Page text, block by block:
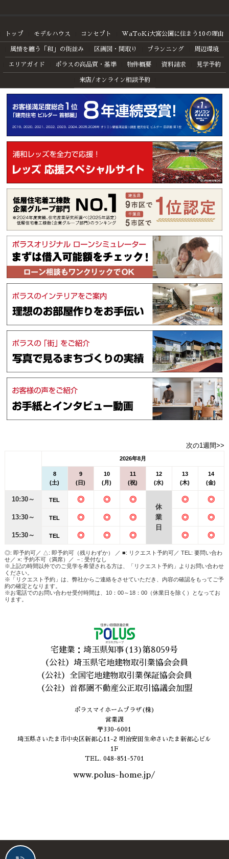
トップ モデルハウス コンセプト WaToKi大宮公園に住まう10の理由
風情を纏う「和」の街並み 区画図・間取り プランニング 周辺環境
エリアガイド ポラスの高品質・基準 物件概要 資料請求 見学予約
来店/オンライン相談予約
次の1週間>>
2026年8月
8
(土)
9
(日)
10
(月)
11
(祝)
12
(水)
13
(木)
14
(金)
10:30～ TEL ◎ ◎ ◎
休
業
日
◎ ◎
13:30～ TEL ◎ ◎ ◎ ◎ ◎
15:30～ TEL ◎ ◎ ◎ ◎ ◎
◎: 即予約可／ △: 即予約可（残りわずか） ／ ■: リクエスト予約可／ TEL: 要問い合わ
せ／ ×: 予約不可（満席）／ －: 受付なし
※上記の時間以外でのご見学を希望される方は、「リクエスト予約」よりお問い合わせ
ください。
※「リクエスト予約」は、弊社からご連絡をさせていただき、内容の確認をもってご予
約の確定となります。
※お電話でのお問い合わせ受付時間は、10：00～18：00（休業日を除く）となってお
ります。
宅建業：埼玉県知事(13)第8059号
（公社）埼玉県宅地建物取引業協会会員
（公社）全国宅地建物取引業保証協会会員
（公社）首都圏不動産公正取引協議会加盟
ポラスマイホームプラザ(株)
営業課
〒330-6001
埼玉県さいたま市中央区新都心11-2 明治安田生命さいたま新都心ビル
1F
TEL. 048-851-5701
www.polus-home.jp/